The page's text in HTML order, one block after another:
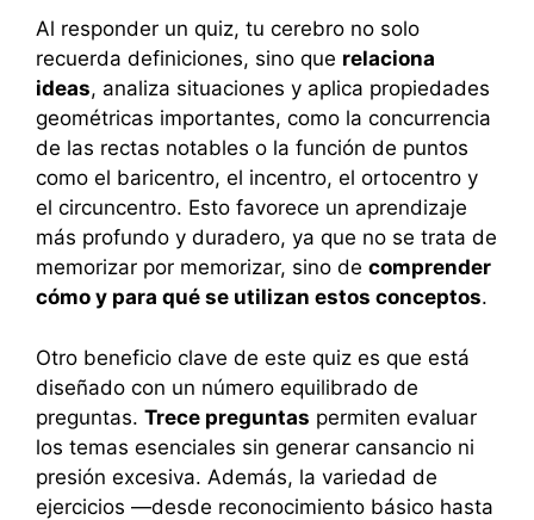
Al responder un quiz, tu cerebro no solo
recuerda definiciones, sino que relaciona
ideas, analiza situaciones y aplica propiedades
geométricas importantes, como la concurrencia
de las rectas notables o la función de puntos
como el baricentro, el incentro, el ortocentro y
el circuncentro. Esto favorece un aprendizaje
más profundo y duradero, ya que no se trata de
memorizar por memorizar, sino de comprender
cómo y para qué se utilizan estos conceptos.
Otro beneficio clave de este quiz es que está
diseñado con un número equilibrado de
preguntas. Trece preguntas permiten evaluar
los temas esenciales sin generar cansancio ni
presión excesiva. Además, la variedad de
ejercicios —desde reconocimiento básico hasta